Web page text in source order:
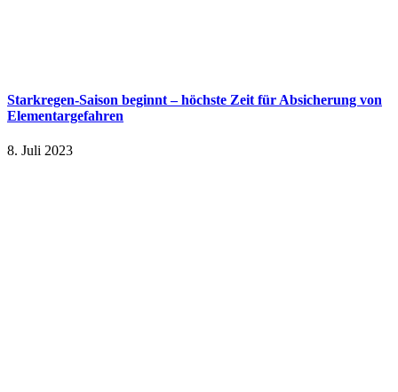
Starkregen-Saison beginnt – höchste Zeit für Absicherung von
Elementargefahren
8. Juli 2023